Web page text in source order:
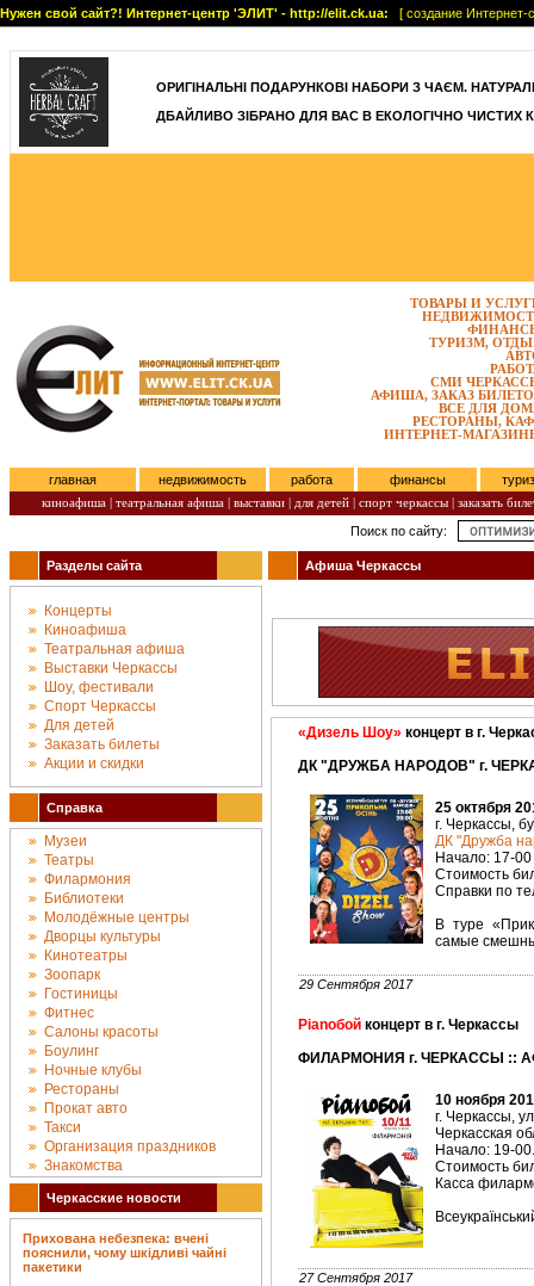
Нужен свой сайт?! Интернет-центр 'ЭЛИТ' - http://elit.ck.ua: [ создание Интернет-
]
ОРИГІНАЛЬНІ ПОДАРУНКОВІ НАБОРИ З ЧАЄМ.
ДБАЙЛИВО ЗІБРАНО ДЛЯ ВАС В ЕКОЛОГІЧНО ЧИСТИХ
ТОВАРЫ И
ТУРИЗМ,
СМИ
АФИША, ЗАКАЗ
ВСЕ ДЛЯ
РЕСТОРАНЫ,
ИНТЕРНЕТ-
главная недвижимость работа финансы
киноафиша | театральная афиша | выставки | для детей | спорт черкассы | заказать
Поиск по сайту:
Разделы сайта
Концерты
Киноафиша
Театральная афиша
Выставки Черкассы
Шоу, фестивали
Спорт Черкассы
Для детей
Заказать билеты
Акции и скидки
Справка
Музеи
Театры
Филармония
Библиотеки
Молодёжные центры
Дворцы культуры
Кинотеатры
Зоопарк
Гостиницы
Фитнес
Салоны красоты
Боулинг
Ночные клубы
Рестораны
Прокат авто
Такси
Организация праздников
Знакомства
Черкасские новости
Прихована небезпека: вчені
пояснили, чому шкідливі чайні
пакетики
Афиша Черкассы
«Дизель Шоу» концерт в г.
ДК "ДРУЖБА НАРОДОВ" г.
25 октября
г. Черкассы,
ДК "Дружба
Начало: 17-
Стоимость
Справки по
В туре
самые
29 Сентября 2017
Pianoбойконцерт в г. Черкассы
ФИЛАРМОНИЯ г. ЧЕРКАССЫ ::
10 ноября
г. Черкассы,
Черкасская
Начало: 19-00.
Стоимость
Касса
27 Сентября 2017